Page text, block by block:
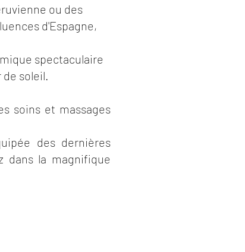
ou des
d'Espagne,
spectaculaire
soleil.
soins et massages
des dernières
dans la magnifique